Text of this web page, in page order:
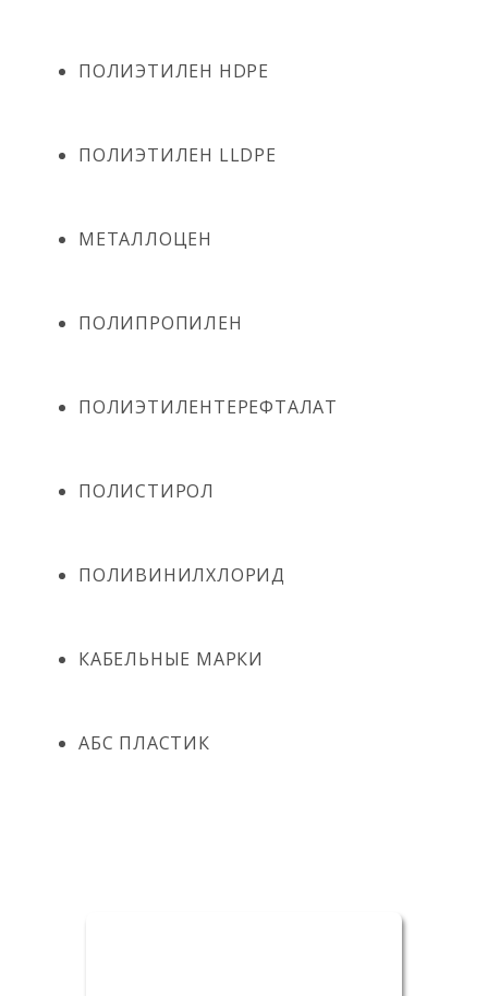
ПОЛИЭТИЛЕН HDPE
ПОЛИЭТИЛЕН LLDPE
МЕТАЛЛОЦЕН
ПОЛИПРОПИЛЕН
ПОЛИЭТИЛЕНТЕРЕФТАЛАТ
ПОЛИСТИРОЛ
ПОЛИВИНИЛХЛОРИД
КАБЕЛЬНЫЕ МАРКИ
АБС ПЛАСТИК